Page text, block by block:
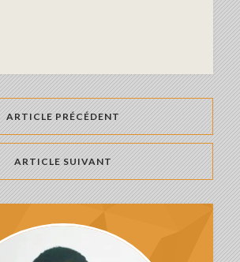
ARTICLE PRÉCÉDENT
ARTICLE SUIVANT